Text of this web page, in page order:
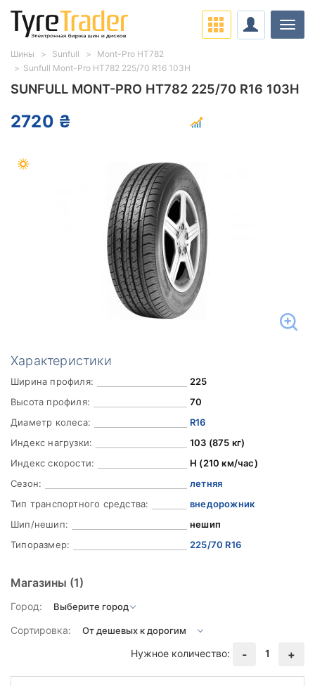
SUNFULL MONT-PRO HT782 225/70 R16 103H
2720 ₴
Характеристики
Ширина профиля:
225
Высота профиля:
70
Диаметр колеса:
R16
Индекс нагрузки:
103 (875 кг)
Индекс скорости:
H (210 км/час)
Сезон:
летняя
Тип транспортного средства:
внедорожник
Шип/нешип:
нешип
Типоразмер:
225/70 R16
Магазины (1)
Город:
Сортировка:
Нужное количество:
- 1 +
Шины Sunfull
Mont-Pro HT782
Sunfull Mont-Pro HT782 225/70 R16 103H